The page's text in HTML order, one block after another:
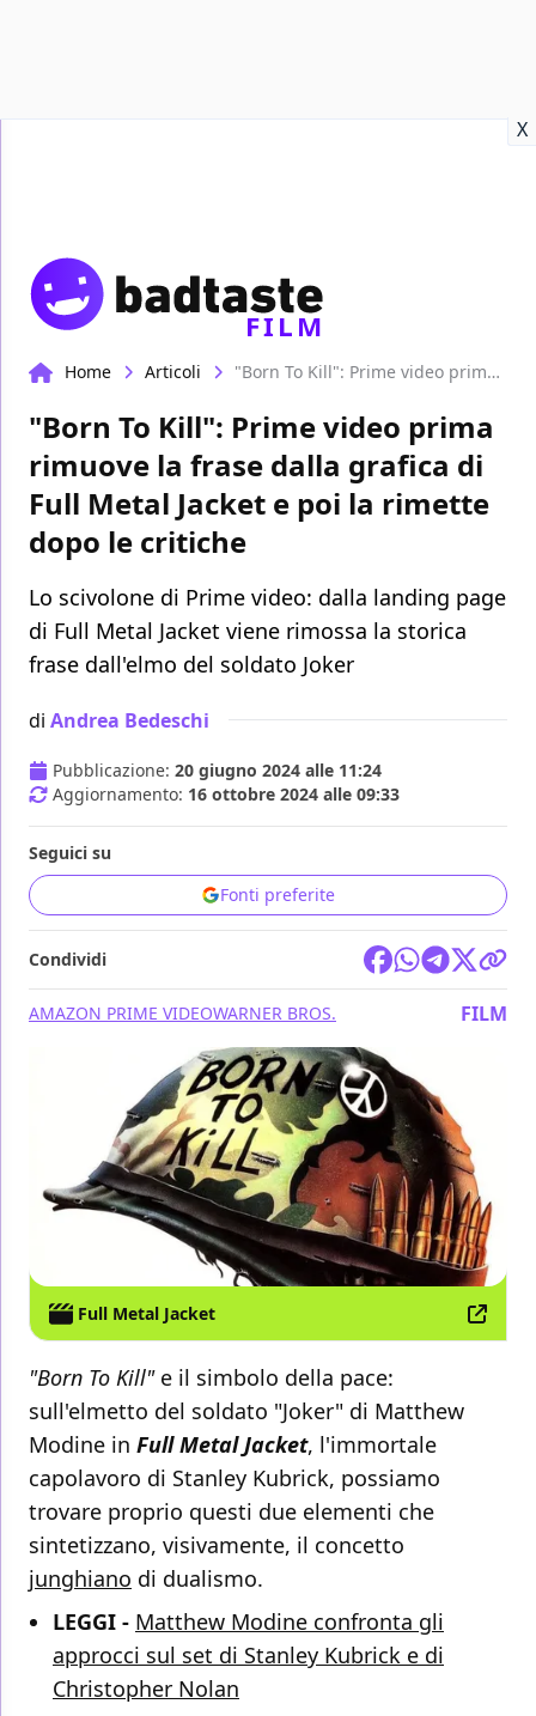
X
FILM
Home Articoli "Born To Kill": Prime video prima rimuove la frase dalla grafica di Full Metal Jacket e poi la rimette dopo le critiche
"Born To Kill": Prime video prima
rimuove la frase dalla grafica di
Full Metal Jacket e poi la rimette
dopo le critiche
Lo scivolone di Prime video: dalla landing page
di Full Metal Jacket viene rimossa la storica
frase dall'elmo del soldato Joker
di Andrea Bedeschi
Pubblicazione: 20 giugno 2024 alle 11:24
Aggiornamento: 16 ottobre 2024 alle 09:33
Seguici su
Fonti preferite
Condividi
AMAZON PRIME VIDEOWARNER BROS. FILM
Full Metal Jacket
"Born To Kill"e il simbolo della pace:
sull'elmetto del soldato "Joker" di Matthew
Modine in Full Metal Jacket, l'immortale
capolavoro di Stanley Kubrick, possiamo
trovare proprio questi due elementi che
sintetizzano, visivamente, il concetto
junghiano di dualismo.
LEGGI - Matthew Modine confronta gli
approcci sul set di Stanley Kubrick e di
Christopher Nolan